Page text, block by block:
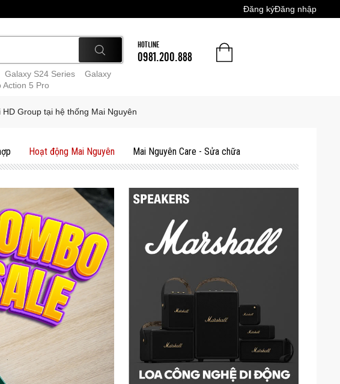
Đăng kýĐăng nhập
Galaxy S24 Series
Galaxy
Action 5 Pro
HOTLINE
0981.200.888
Group tại hệ thống Mai Nguyên
Hoạt động Mai Nguyên Mai Nguyên Care - Sửa chữa